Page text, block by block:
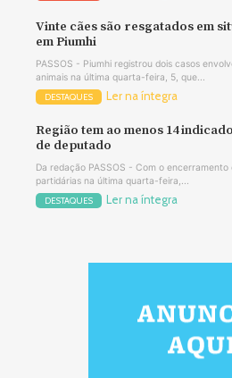
Vinte cães são resgatados em
em Piumhi
PASSOS - Piumhi registrou dois casos
animais na última quarta-feira, 5, que...
DESTAQUES Ler na íntegra
Região tem ao menos 14
de deputado
Da redação PASSOS - Com o
partidárias na última quarta-feira,...
DESTAQUES Ler na íntegra